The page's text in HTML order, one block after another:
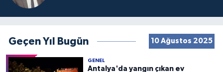
Geçen Yıl Bugün 10 Ağustos 2025
GENEL
Antalya'da yangın çıkan ev